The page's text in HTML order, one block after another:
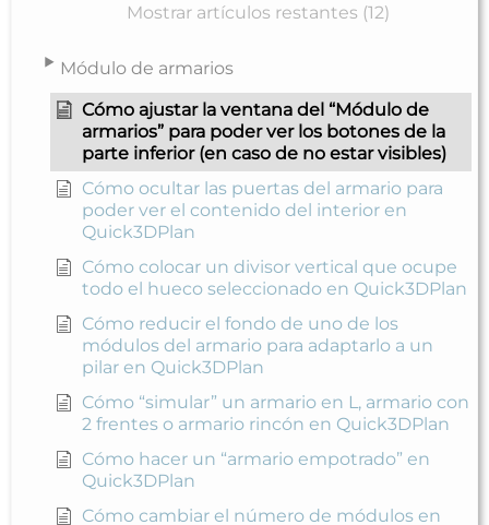
Mostrar artículos restantes (12)
Módulo de armarios
Cómo ajustar la ventana del “Módulo de
armarios” para poder ver los botones de la
parte inferior (en caso de no estar visibles)
Cómo ocultar las puertas del armario para
poder ver el contenido del interior en
Quick3DPlan
Cómo colocar un divisor vertical que ocupe
todo el hueco seleccionado en Quick3DPlan
Cómo reducir el fondo de uno de los
módulos del armario para adaptarlo a un
pilar en Quick3DPlan
Cómo “simular” un armario en L, armario con
2 frentes o armario rincón en Quick3DPlan
Cómo hacer un “armario empotrado” en
Quick3DPlan
Cómo cambiar el número de módulos en